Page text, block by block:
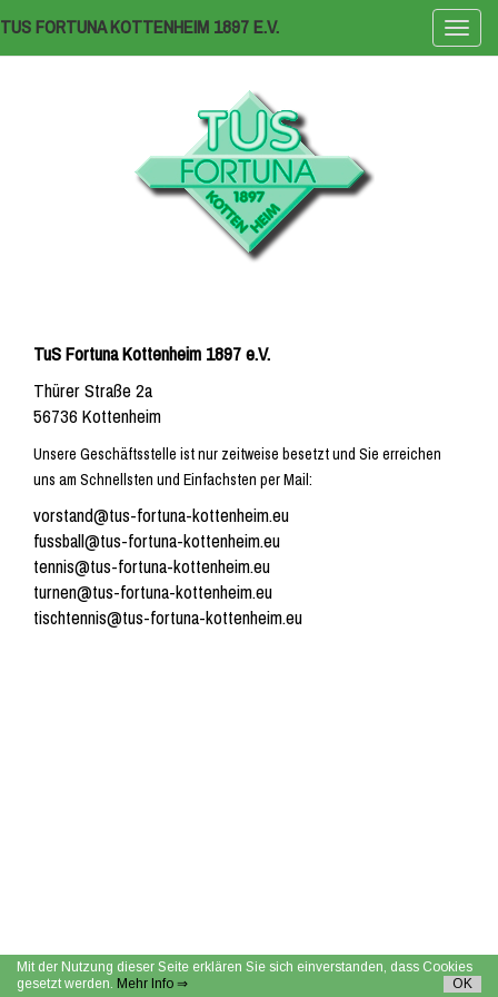
ein-/
TUS FORTUNA KOTTENHEIM 1897 E.V.
TuS Fortuna Kottenheim 1897 e.V.
Thürer Straße 2a
56736 Kottenheim
Unsere Geschäftsstelle ist nur zeitweise besetzt und Sie erreichen
uns am Schnellsten und Einfachsten per Mail:
vorstand@tus-fortuna-kottenheim.eu
fussball@tus-fortuna-kottenheim.eu
tennis@tus-fortuna-kottenheim.eu
turnen@tus-fortuna-kottenheim.eu
tischtennis@tus-fortuna-kottenheim.eu
Mit der Nutzung dieser Seite erklären Sie sich einverstanden, dass Cookies
gesetzt werden. Mehr Info ⇒ OK